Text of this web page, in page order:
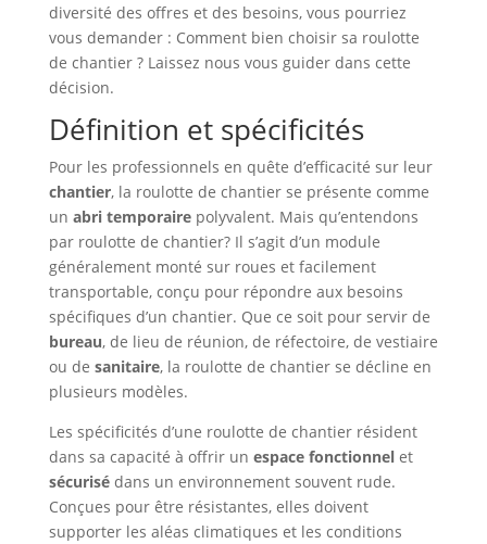
diversité des offres et des besoins, vous pourriez
vous demander : Comment bien choisir sa roulotte
de chantier ? Laissez nous vous guider dans cette
décision.
Définition et spécificités
Pour les professionnels en quête d’efficacité sur leur
chantier, la roulotte de chantier se présente comme
un abri temporairepolyvalent. Mais qu’entendons
par roulotte de chantier? Il s’agit d’un module
généralement monté sur roues et facilement
transportable, conçu pour répondre aux besoins
spécifiques d’un chantier. Que ce soit pour servir de
bureau, de lieu de réunion, de réfectoire, de vestiaire
ou de sanitaire, la roulotte de chantier se décline en
plusieurs modèles.
Les spécificités d’une roulotte de chantier résident
dans sa capacité à offrir un espace fonctionnelet
sécurisédans un environnement souvent rude.
Conçues pour être résistantes, elles doivent
supporter les aléas climatiques et les conditions